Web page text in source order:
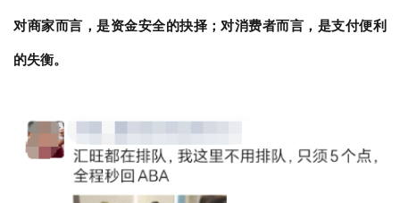
对商家而言，是资金安全的抉择；对消费者而言，是支付便利
的失衡。